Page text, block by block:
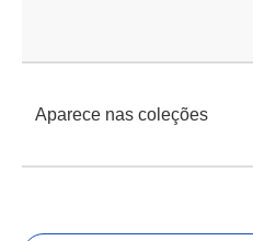
Aparece nas coleções